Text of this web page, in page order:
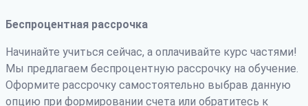
Беспроцентная рассрочка
Начинайте учиться сейчас, а оплачивайте курс частями!
Мы предлагаем беспроцентную рассрочку на обучение.
Оформите рассрочку самостоятельно выбрав данную
опцию при формировании счета или обратитесь к